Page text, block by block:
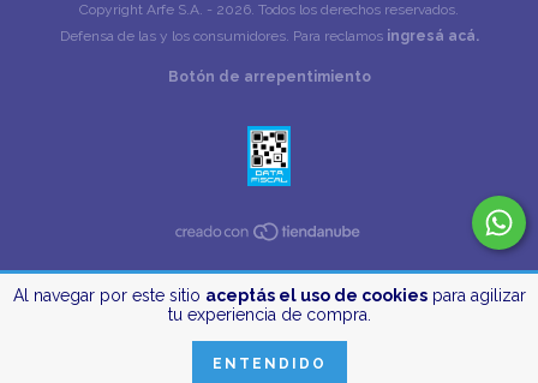
Al navegar por este sitio aceptás el uso de cookiespara agilizar
tu experiencia de compra.
ENTENDIDO
Copyright Arfe S.A. - 2026. Todos los derechos reservados.
Defensa de las y los consumidores. Para reclamos ingresá acá.
Botón de arrepentimiento